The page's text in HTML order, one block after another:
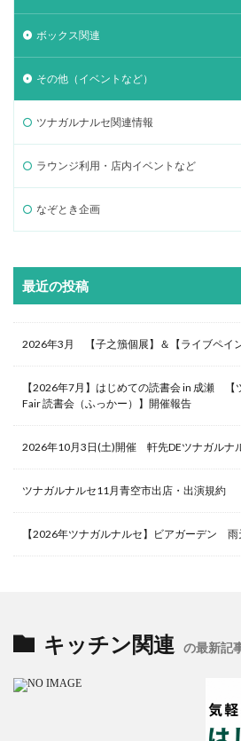
ボックス関連
その他（イベントなど）
ツナガルナルセ関連情報
ラウンジ利用・店内イベントなど
なぞとき企画
最近の投稿
2026年3月 【子之籏個展】＆【ライブペイ
【2026年7月】はじめての読書会 in 成瀬 【
Fair 読書会（ふっかー）】開催報告
2026年10月3日(土)開催 軒先DEツナガルナ
ツナガルナルセ11月青空市出店・出演規約
【2026年ツナガルナルセ】ビアガーデン 雨
キッチン関連 の最新記